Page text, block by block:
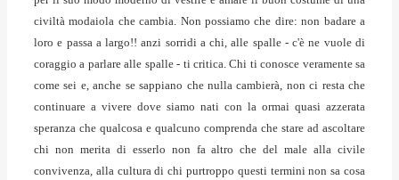
civiltà modaiola che cambia. Non possiamo che dire: non badare a
loro e passa a largo!! anzi sorridi a chi, alle spalle - c'è ne vuole di
coraggio a parlare alle spalle - ti critica. Chi ti conosce veramente sa
come sei e, anche se sappiano che nulla cambierà, non ci resta che
continuare a vivere dove siamo nati con la ormai quasi azzerata
speranza che qualcosa e qualcuno comprenda che stare ad ascoltare
chi non merita di esserlo non fa altro che del male alla civile
convivenza, alla cultura di chi purtroppo questi termini non sa cosa